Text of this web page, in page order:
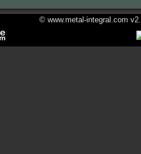
© www.metal-integral.com